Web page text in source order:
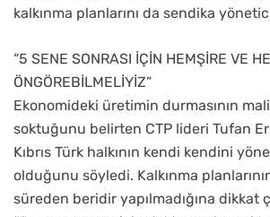
kalkınma planlarını da sendika
“5 SENE SONRASI İÇİN HEMŞİRE VE
ÖNGÖREBİLMELİYİZ”
Ekonomideki üretimin durmasının
soktuğunu belirten CTP lideri Tufan
Kıbrıs Türk halkının kendi kendini
olduğunu söyledi. Kalkınma
süreden beridir yapılmadığına dikkat